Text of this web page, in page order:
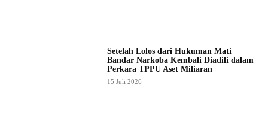
Setelah Lolos dari Hukuman Mati
Bandar Narkoba Kembali Diadili dalam
Perkara TPPU Aset Miliaran
15 Juli 2026